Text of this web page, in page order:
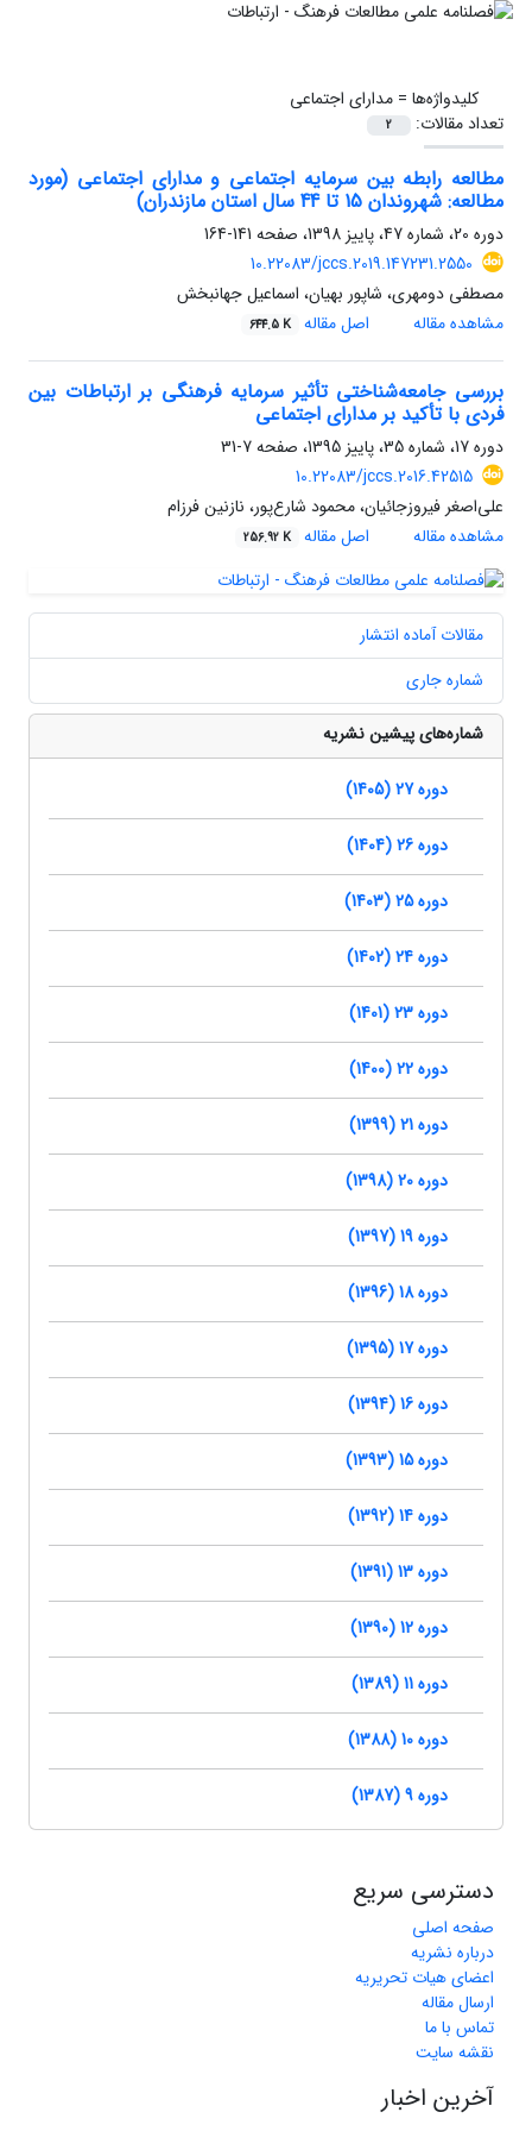
کلیدواژه‌ها =مدارای اجتماعی
تعداد مقالات:
2
مطالعه رابطه بین سرمایه اجتماعی و مدارای ‌اجتماعی (مورد
مطالعه: شهروندان 15 تا 44 سال استان مازندران)
دوره 20، شماره 47، پاییز 1398، صفحه
141-164
10.22083/jccs.2019.147231.2550
مصطفی دومهری، شاپور بهیان، اسماعیل جهانبخش
مشاهده مقاله
اصل مقاله 644.5 K
بررسی جامعه‌شناختی تأثیر سرمایه فرهنگی بر ارتباطات بین
فردی با تأکید بر مدارای اجتماعی
دوره 17، شماره 35، پاییز 1395، صفحه
7-31
10.22083/jccs.2016.42515
علی‌اصغر فیروزجائیان، محمود شارع‌پور، نازنین فرزام
مشاهده مقاله
اصل مقاله 256.92 K
مقالات آماده انتشار
شماره جاری
شماره‌های پیشین نشریه
دوره 27 (1405)
دوره 26 (1404)
دوره 25 (1403)
دوره 24 (1402)
دوره 23 (1401)
دوره 22 (1400)
دوره 21 (1399)
دوره 20 (1398)
دوره 19 (1397)
دوره 18 (1396)
دوره 17 (1395)
دوره 16 (1394)
دوره 15 (1393)
دوره 14 (1392)
دوره 13 (1391)
دوره 12 (1390)
دوره 11 (1389)
دوره 10 (1388)
دوره 9 (1387)
دسترسی سریع
صفحه اصلی
درباره نشریه
اعضای هیات تحریریه
ارسال مقاله
تماس با ما
نقشه سایت
آخرین اخبار